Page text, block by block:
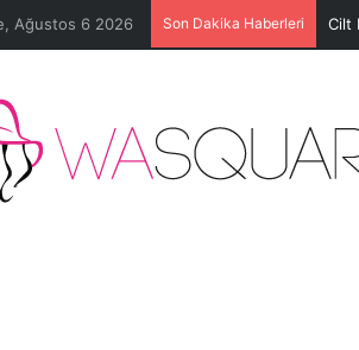
Ağustos 6 2026 Son Dakika Haberleri Cilt